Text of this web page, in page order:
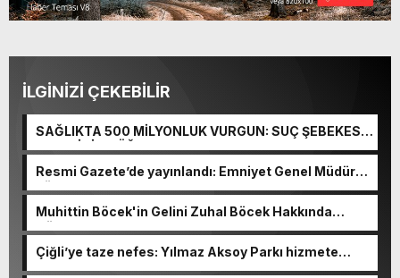
İLGİNİZİ ÇEKEBİLİR
SAĞLIKTA 500 MİLYONLUK VURGUN: SUÇ ŞEBEKESİ
KAÇIŞ İÇİN DÜĞMEYE BASTI!
Resmi Gazete’de yayınlandı: Emniyet Genel Müdürü
görevden alındı!
Muhittin Böcek'in Gelini Zuhal Böcek Hakkında
Gözaltı Kararı!
Çiğli’ye taze nefes: Yılmaz Aksoy Parkı hizmete